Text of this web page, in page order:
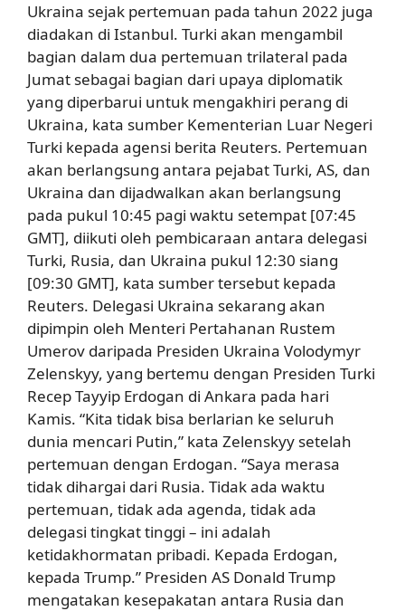
Ukraina sejak pertemuan pada tahun 2022 juga
diadakan di Istanbul. Turki akan mengambil
bagian dalam dua pertemuan trilateral pada
Jumat sebagai bagian dari upaya diplomatik
yang diperbarui untuk mengakhiri perang di
Ukraina, kata sumber Kementerian Luar Negeri
Turki kepada agensi berita Reuters. Pertemuan
akan berlangsung antara pejabat Turki, AS, dan
Ukraina dan dijadwalkan akan berlangsung
pada pukul 10:45 pagi waktu setempat [07:45
GMT], diikuti oleh pembicaraan antara delegasi
Turki, Rusia, dan Ukraina pukul 12:30 siang
[09:30 GMT], kata sumber tersebut kepada
Reuters. Delegasi Ukraina sekarang akan
dipimpin oleh Menteri Pertahanan Rustem
Umerov daripada Presiden Ukraina Volodymyr
Zelenskyy, yang bertemu dengan Presiden Turki
Recep Tayyip Erdogan di Ankara pada hari
Kamis. “Kita tidak bisa berlarian ke seluruh
dunia mencari Putin,” kata Zelenskyy setelah
pertemuan dengan Erdogan. “Saya merasa
tidak dihargai dari Rusia. Tidak ada waktu
pertemuan, tidak ada agenda, tidak ada
delegasi tingkat tinggi – ini adalah
ketidakhormatan pribadi. Kepada Erdogan,
kepada Trump.” Presiden AS Donald Trump
mengatakan kesepakatan antara Rusia dan